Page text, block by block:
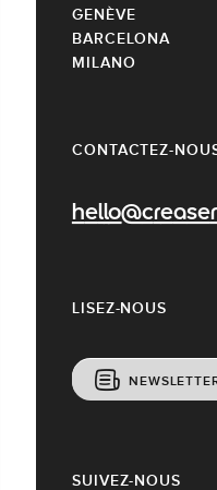
CONTACTEZ-
LISEZ-NOUS
GENÈVE
BARCELONA
MILANO
SUIVEZ-NOUS